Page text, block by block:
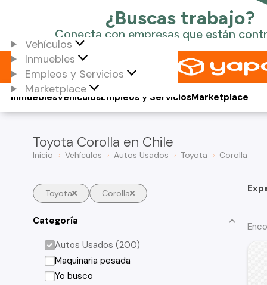
Vehículos
Inmuebles
Empleos y Servicios
Marketplace
Vehículos
Inmuebles Empleos y ServiciosMarketplace
Toyota Corolla en Chile
Inicio Vehículos Autos Usados Toyota Corolla
Toyota Corolla
Categoría
Autos Usados (200)
Maquinaria pesada
Yo busco